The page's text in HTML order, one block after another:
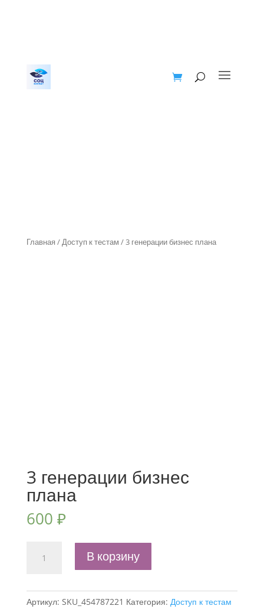
Главная /Доступ к тестам / 3 генерации бизнес плана
3 генерации бизнес
плана
600 ₽
товара
генерации
бизнес
В корзину
Артикул: SKU_454787221 Категория: Доступ к тестам